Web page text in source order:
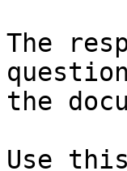
The
the
Use